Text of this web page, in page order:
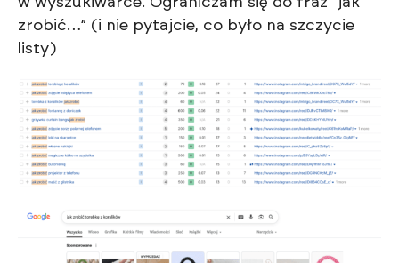
zrobić…” (i nie pytajcie, co było na szczycie
listy)